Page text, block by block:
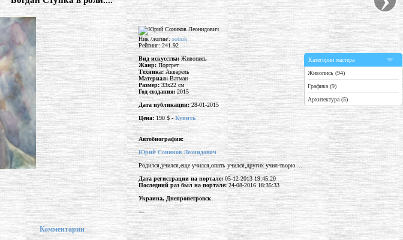
Ник /логин/: sotnik
Рейтинг: 241.92
Вид искусства:Живопись
Жанр: Портрет
Техника:Акварель
Материал:Ватман
Размер:33x22 см
Год создания:2015
Дата публикации: 28-01-2015
Цена:190 $ - Купить
Категории мастера
Живопись (94)
Графика (9)
Архитектура (5)
Автобиография:
Юрий Соников Леонидович
Родился,учился,еще учился,опять учился,других учил-творю....
Дата регистрации на портале: 05-12-2013 19:45:20
Последний раз был на портале:24-08-2016 18:35:33
Украина, Днепропетровск
---
Комментарии